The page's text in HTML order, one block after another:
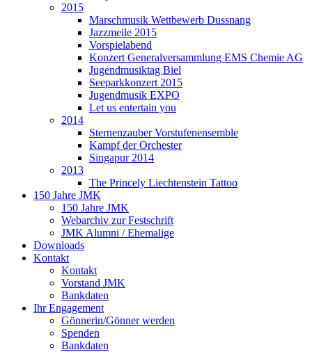
2015
Marschmusik Wettbewerb Dussnang
Jazzmeile 2015
Vorspielabend
Konzert Generalversammlung EMS Chemie AG
Jugendmusiktag Biel
Seeparkkonzert 2015
Jugendmusik EXPO
Let us entertain you
2014
Sternenzauber Vorstufenensemble
Kampf der Orchester
Singapur 2014
2013
The Princely Liechtenstein Tattoo
150 Jahre JMK
150 Jahre JMK
Webarchiv zur Festschrift
JMK Alumni / Ehemalige
Downloads
Kontakt
Kontakt
Vorstand JMK
Bankdaten
Ihr Engagement
Gönnerin/Gönner werden
Spenden
Bankdaten